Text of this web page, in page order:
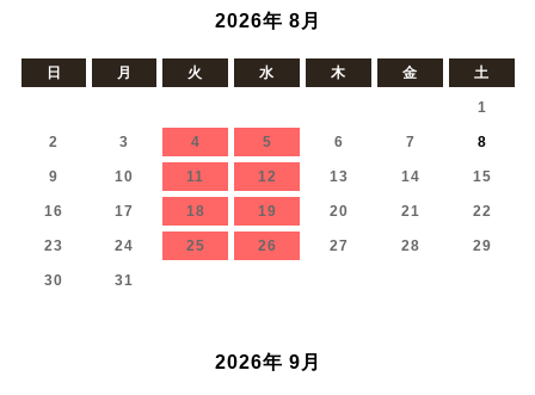
2026年 8月
日 月 火 水 木 金 土
1
2 3 4 5 6 7 8
9 10 11 12 13 14 15
16 17 18 19 20 21 22
23 24 25 26 27 28 29
30 31
2026年 9月